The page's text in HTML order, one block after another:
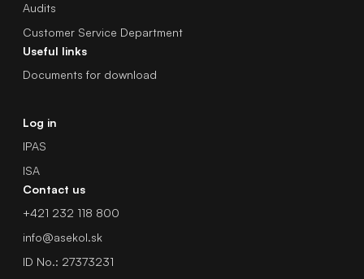
Audits
Customer Service Department
Useful links
Documents for download
Log in
IPAS
ISA
Contact us
+421 232 118 800
info@asekol.sk
ID No.: 27373231